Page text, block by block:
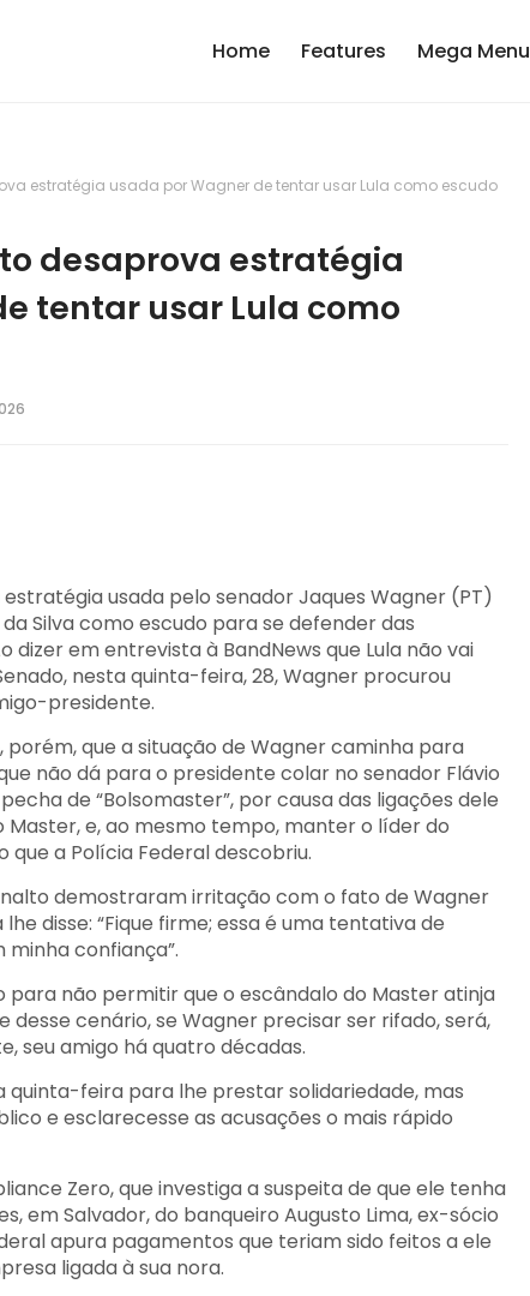
Home Features Mega Menu
estratégia usada por Wagner de tentar usar Lula como escudo
desaprova estratégia
tentar usar Lula como
usada pelo senador Jaques Wagner (PT)
Silva como escudo para se defender das
dizer em entrevista à BandNews que Lula não vai
nesta quinta-feira, 28, Wagner procurou
presidente.
porém, que a situação de Wagner caminha para
não dá para o presidente colar no senador Flávio
de “Bolsomaster”, por causa das ligações dele
e, ao mesmo tempo, manter o líder do
que a Polícia Federal descobriu.
demostraram irritação com o fato de Wagner
disse: “Fique firme; essa é uma tentativa de
confiança”.
para não permitir que o escândalo do Master atinja
desse cenário, se Wagner precisar ser rifado, será,
seu amigo há quatro décadas.
quinta-feira para lhe prestar solidariedade, mas
e esclarecesse as acusações o mais rápido
Zero, que investiga a suspeita de que ele tenha
em Salvador, do banqueiro Augusto Lima, ex-sócio
apura pagamentos que teriam sido feitos a ele
ligada à sua nora.